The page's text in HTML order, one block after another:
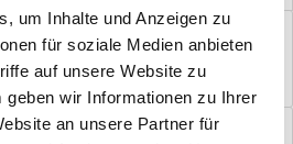
um Inhalte und Anzeigen zu
für soziale Medien anbieten
auf unsere Website zu
geben wir Informationen zu Ihrer
an unsere Partner für
am Bildschirm konfigurieren und